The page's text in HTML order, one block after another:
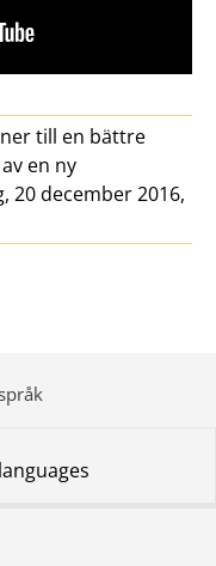
till en bättre
en ny
20 december 2016,